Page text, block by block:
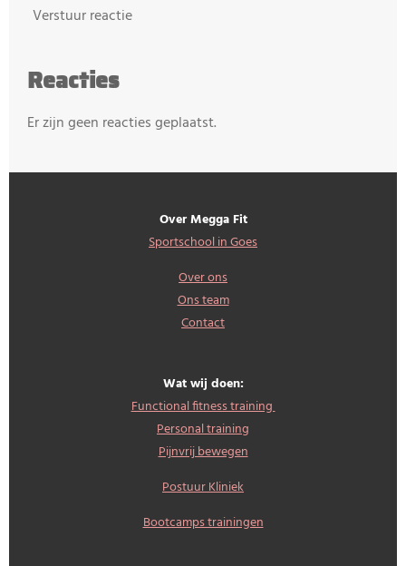
Verstuur reactie
Reacties
Er zijn geen reacties geplaatst.
Over Megga Fit
Sportschool in Goes
Over ons
Ons team
Contact
Wat wij doen:
Functional fitness training
Personal training
Pijnvrij bewegen
Postuur Kliniek
Bootcamps trainingen